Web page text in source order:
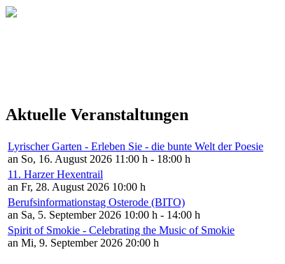
Aktuelle Veranstaltungen
Lyrischer Garten - Erleben Sie - die bunte Welt der Poesie
an So, 16. August 2026 11:00 h - 18:00 h
11. Harzer Hexentrail
an Fr, 28. August 2026 10:00 h
Berufsinformationstag Osterode (BITO)
an Sa, 5. September 2026 10:00 h - 14:00 h
Spirit of Smokie - Celebrating the Music of Smokie
an Mi, 9. September 2026 20:00 h